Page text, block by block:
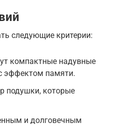
следующие критерии:
компактные надувные
эффектом памяти.
подушки, которые
и долговечным